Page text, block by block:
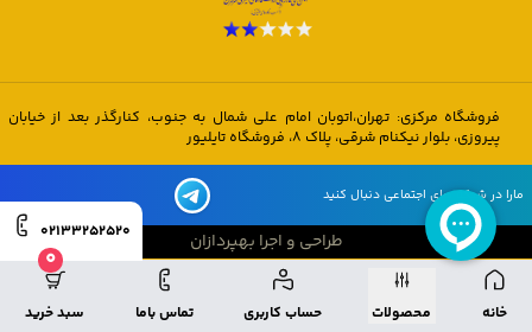
خانه محصولات حساب کاربری تماس باما
0
سبد خرید
02133252520
فروشگاه مرکزی: تهران،اتوبان امام علی شمال به جنوب، کنارگذر بعد از خیابان
پیروزی، بلوار نیکنام شرقی، پلاک 8، فروشگاه تایلیور
مارا در شبکه های اجتماعی دنبال کنید
طراحی و اجرا بهپردازان
طراحی و اجرا بهپردازان